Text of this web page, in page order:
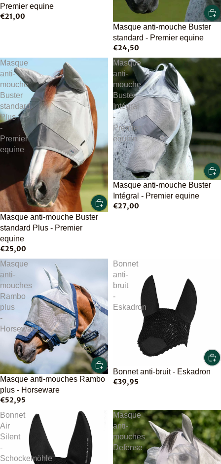
Premier equine
€21,00
Masque anti-mouche Buster
standard - Premier equine
€24,50
Masque
anti-
mouche
Buster
standard
Plus
-
Premier
equine
Masque anti-mouche Buster
standard Plus - Premier
equine
€25,00
Masque
anti-
mouche
Buster
Intégral
-
Premier
equine
Masque anti-mouche Buster
Intégral - Premier equine
€27,00
Masque
anti-
mouches
Rambo
plus
-
Horseware
Masque anti-mouches Rambo
plus - Horseware
€52,95
Bonnet
anti-
bruit
-
Eskadron
Bonnet anti-bruit - Eskadron
€39,95
Bonnet
Air
Silent
-
Schockemöhle
Masque
anti-
mouches
Defense
-